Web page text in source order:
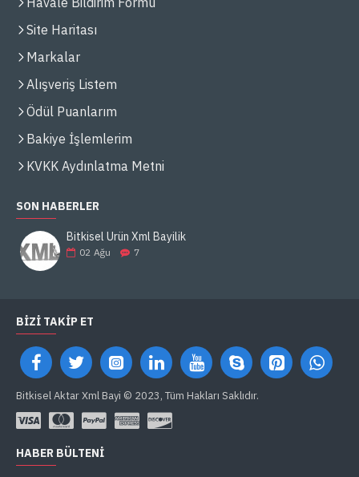
Site Haritası
Markalar
Alışveriş Listem
Ödül Puanlarım
Bakiye İşlemlerim
KVKK Aydınlatma Metni
SON HABERLER
Bitkisel Ürün Xml Bayilik
02 Ağu 7
BIZI TAKIP ET
Bitkisel Aktar Xml Bayi © 2023, Tüm Hakları Saklıdır.
HABER BÜLTENI